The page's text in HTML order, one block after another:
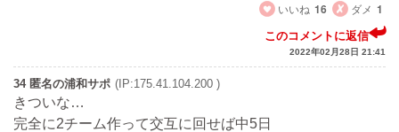
いいね 16 ダメ 1
このコメントに返信
2022年02月28日 21:41
34 匿名の浦和サポ (IP:175.41.104.200 )
きついな…
完全に2チーム作って交互に回せば中5日